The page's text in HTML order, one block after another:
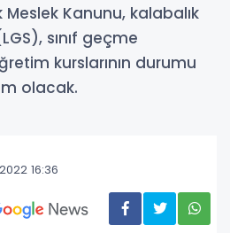
Kanunu, kalabalık
sınıf geçme
kurslarının durumu
olacak.
16:36